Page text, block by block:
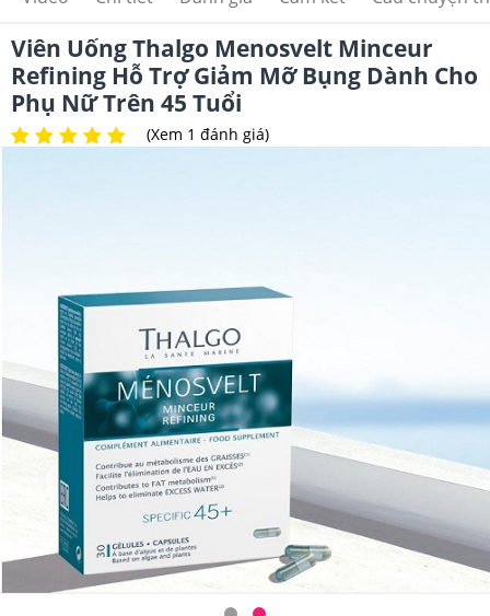
Viên Uống Thalgo Menosvelt Minceur
Refining Hỗ Trợ Giảm Mỡ Bụng Dành Cho
Phụ Nữ Trên 45 Tuổi
(Xem 1 đánh giá)